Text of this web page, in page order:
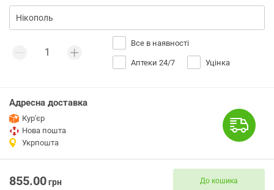
Все в наявності
Аптеки 24/7 Уцінка
Адресна доставка
Кур'єр
Нова пошта
Укрпошта
855.00грн До кошика